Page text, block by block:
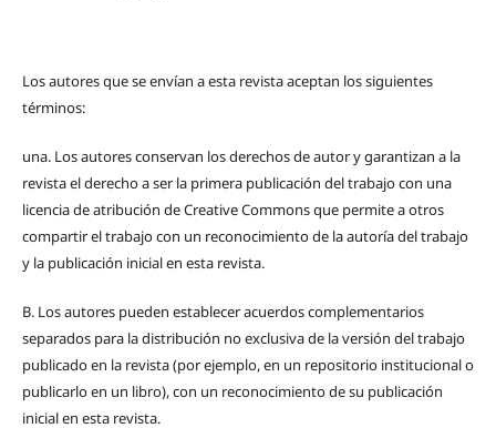
Los autores que se envían a esta revista aceptan los siguientes
términos:
una. Los autores conservan los derechos de autor y garantizan a la
revista el derecho a ser la primera publicación del trabajo con una
licencia de atribución de Creative Commons que permite a otros
compartir el trabajo con un reconocimiento de la autoría del trabajo
y la publicación inicial en esta revista.
B. Los autores pueden establecer acuerdos complementarios
separados para la distribución no exclusiva de la versión del trabajo
publicado en la revista (por ejemplo, en un repositorio institucional o
publicarlo en un libro), con un reconocimiento de su publicación
inicial en esta revista.